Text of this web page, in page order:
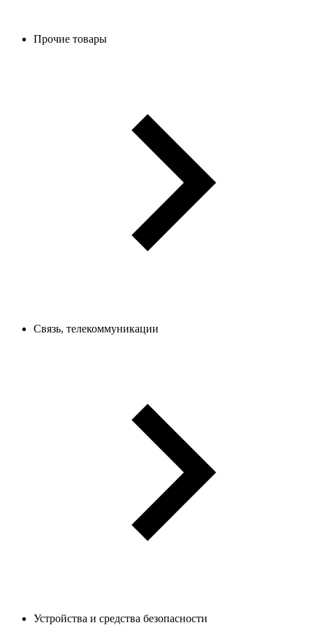
Прочие товары
Связь, телекоммуникации
Устройства и средства безопасности